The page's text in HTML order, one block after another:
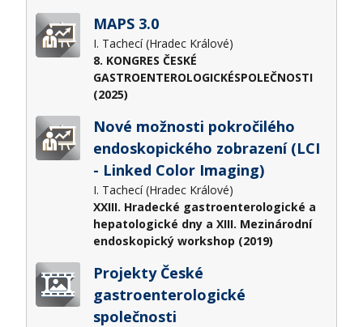
MAPS 3.0
I. Tachecí (Hradec Králové)
8. KONGRES ČESKÉ
GASTROENTEROLOGICKÉSPOLEČNOSTI
(2025)
Nové možnosti pokročilého
endoskopického zobrazení (LCI
- Linked Color Imaging)
I. Tachecí (Hradec Králové)
XXIII. Hradecké gastroenterologické a
hepatologické dny a XIII. Mezinárodní
endoskopický workshop (2019)
Projekty České
gastroenterologické
společnosti